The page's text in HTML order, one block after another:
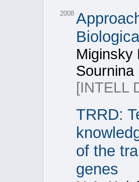
2008
Miginsky
Sournina
[INTELL
TRRD:
of the
genes